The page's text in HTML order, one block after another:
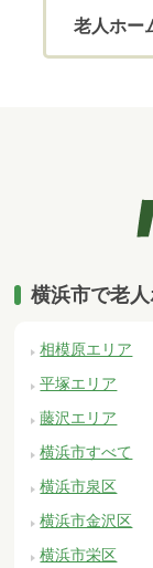
老人ホー
横浜市で老
相模原エリア
平塚エリア
藤沢エリア
横浜市すべて
横浜市泉区
横浜市金沢区
横浜市栄区